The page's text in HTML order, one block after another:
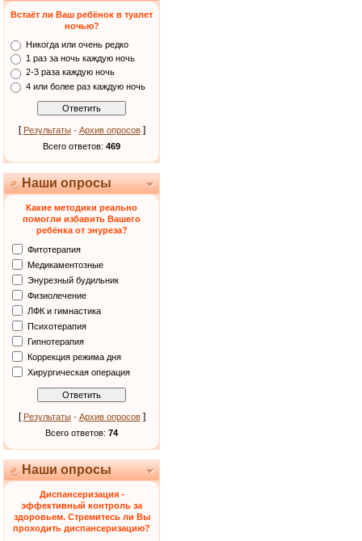
Встаёт ли Ваш ребёнок в туалет
ночью?
Никогда или очень редко
1 раз за ночь каждую ночь
2-3 раза каждую ночь
4 или более раз каждую ночь
[ Результаты· Архив опросов]
Всего ответов: 469
Наши опросы
Какие методики реально
помогли избавить Вашего
ребёнка от энуреза?
Фитотерапия
Медикаментозные
Энурезный будильник
Физиолечение
ЛФК и гимнастика
Психотерапия
Гипнотерапия
Коррекция режима дня
Хирургическая операция
[ Результаты· Архив опросов]
Всего ответов: 74
Наши опросы
Диспансеризация -
эффективный контроль за
здоровьем. Стремитесь ли Вы
проходить диспансеризацию?